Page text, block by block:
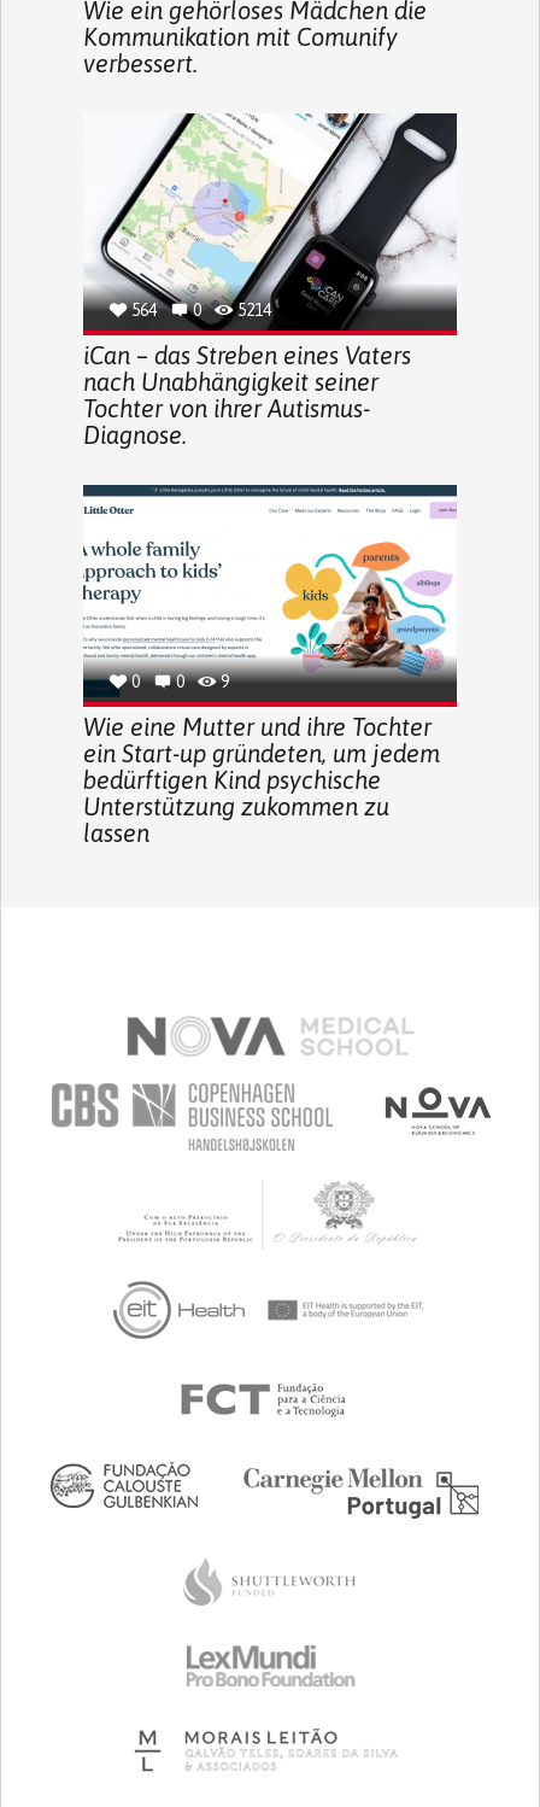
Wie ein gehörloses Mädchen die
Kommunikation mit Comunify
verbessert.
564 0 5214
iCan – das Streben eines Vaters
nach Unabhängigkeit seiner
Tochter von ihrer Autismus-
Diagnose.
0 0 9
Wie eine Mutter und ihre Tochter
ein Start-up gründeten, um jedem
bedürftigen Kind psychische
Unterstützung zukommen zu
lassen